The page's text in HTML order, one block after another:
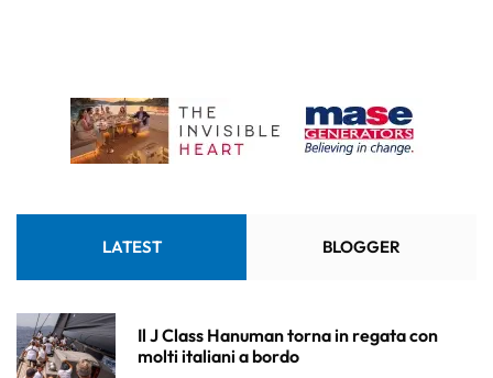
LATEST BLOGGER
Il J Class Hanuman torna in regata con
molti italiani a bordo